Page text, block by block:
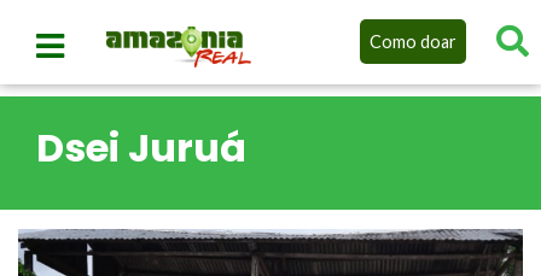
Como doar
Dsei Juruá